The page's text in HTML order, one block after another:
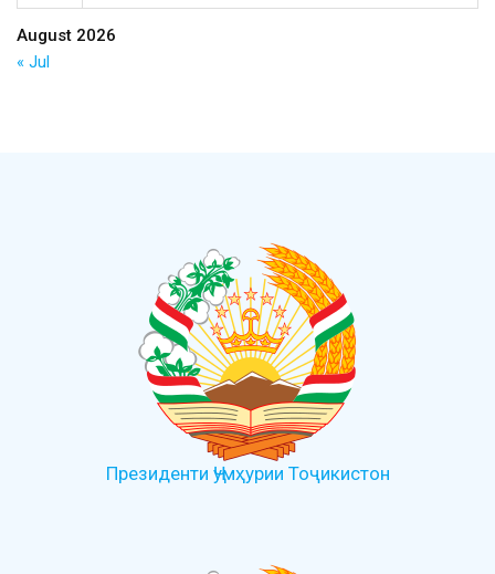
August 2026
« Jul
Президенти Ҷумҳурии Тоҷикистон